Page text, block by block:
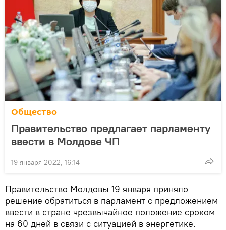
Общество
Правительство предлагает парламенту
ввести в Молдове ЧП
19 января 2022, 16:14
Правительство Молдовы 19 января приняло
решение обратиться в парламент с предложением
ввести в стране чрезвычайное положение сроком
на 60 дней в связи с ситуацией в энергетике.